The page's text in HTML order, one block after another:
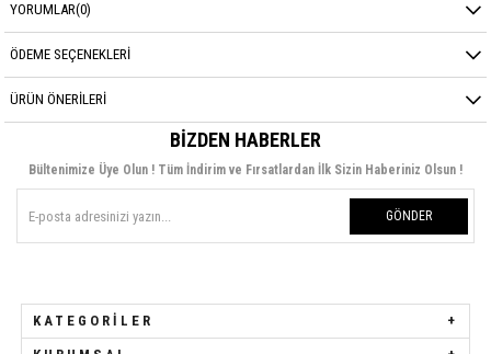
YORUMLAR(0)
ÖDEME SEÇENEKLERI
ÜRÜN ÖNERILERI
BIZDEN HABERLER
Bültenimize Üye Olun ! Tüm İndirim ve Fırsatlardan İlk Sizin Haberiniz Olsun !
GÖNDER
KATEGORILER